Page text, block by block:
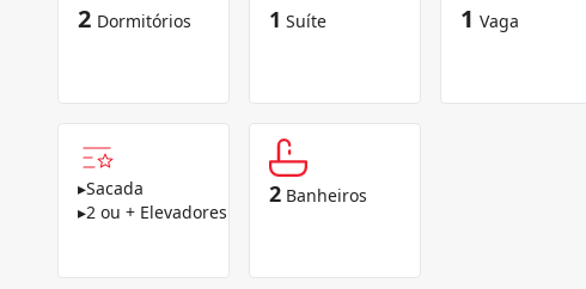
2 Dormitórios 1 Suíte 1 Vaga
▸Sacada
▸2 ou + Elevadores
2 Banheiros